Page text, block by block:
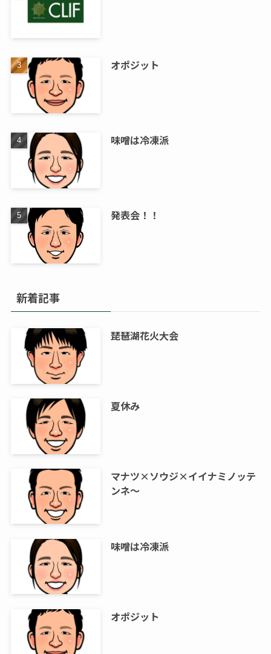
オポジット
味噌は冷凍派
発表会！！
新着記事
琵琶湖花火大会
夏休み
マナツ×ソウジ×イイナミノッテ
ンネ～
味噌は冷凍派
オポジット